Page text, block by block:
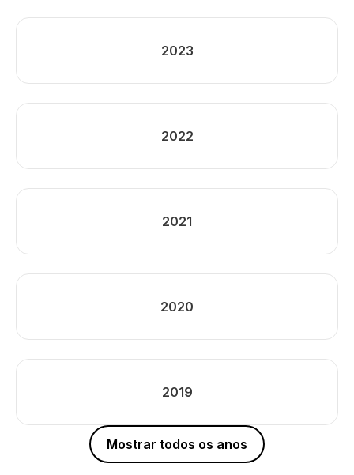
2023
2022
2021
2020
2019
Mostrar todos os anos